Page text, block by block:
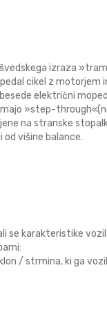
izraza
cikel z motorjem
električni
»step-
na stranske
od višine balance.
se karakteristike
/ strmina, ki ga